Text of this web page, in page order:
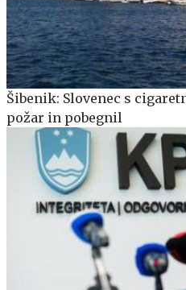
Šibenik: Slovenec s
požar in pobegnil